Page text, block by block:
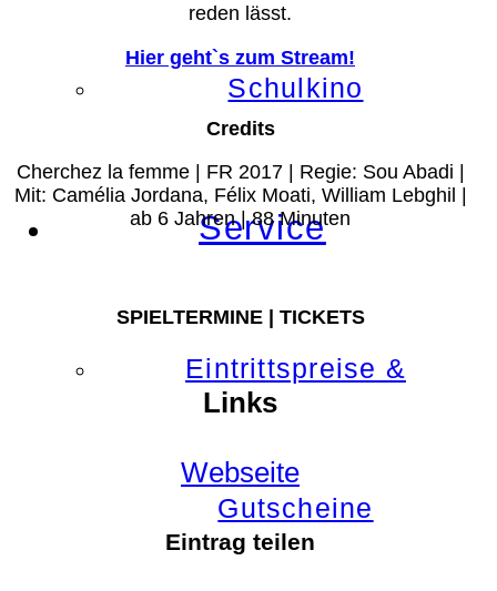
Schulkino
Service
Eintrittspreise &
Gutscheine
reden lässt.
Hier geht`s zum Stream!
Credits
Cherchez la femme | FR 2017 | Regie: Sou Abadi |
Mit: Camélia Jordana, Félix Moati, William Lebghil |
ab 6 Jahren | 88 Minuten
SPIELTERMINE | TICKETS
Links
Webseite
Eintrag teilen